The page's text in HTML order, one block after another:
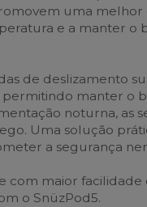
uma melhor
e a manter o
de deslizamento
permitindo manter o
noturna, as
Uma solução
a segurança
com maior facilidade
o SnüzPod5.